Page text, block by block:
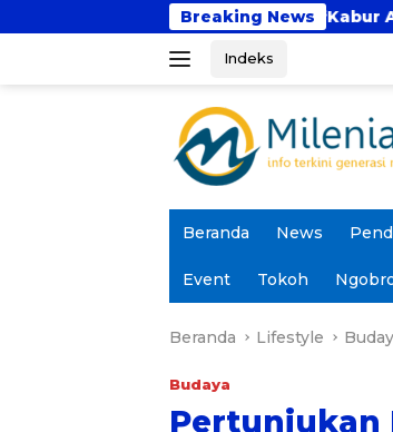
ke
Breaking News
Fenomena “Kabur Aja Dulu”: Tren
Indeks
Beranda News
Event Tokoh
Beranda Lifestyle
Budaya
Pertunjukan